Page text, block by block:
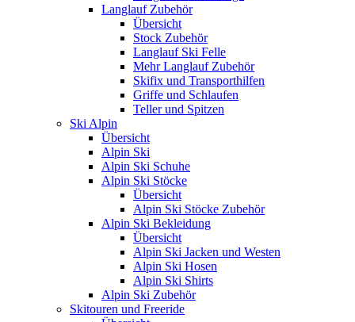
Langlauf Zubehör
Übersicht
Stock Zubehör
Langlauf Ski Felle
Mehr Langlauf Zubehör
Skifix und Transporthilfen
Griffe und Schlaufen
Teller und Spitzen
Ski Alpin
Übersicht
Alpin Ski
Alpin Ski Schuhe
Alpin Ski Stöcke
Übersicht
Alpin Ski Stöcke Zubehör
Alpin Ski Bekleidung
Übersicht
Alpin Ski Jacken und Westen
Alpin Ski Hosen
Alpin Ski Shirts
Alpin Ski Zubehör
Skitouren und Freeride